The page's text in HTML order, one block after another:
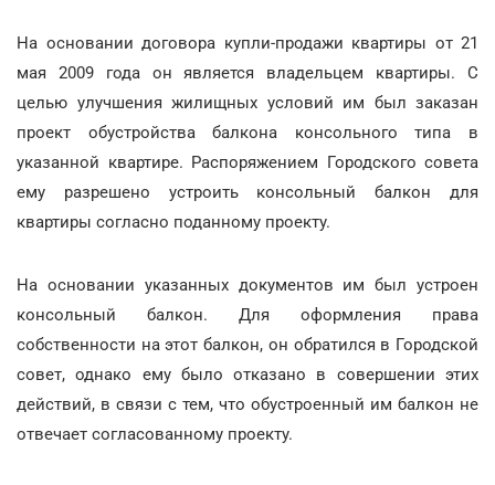
На основании договора купли-продажи квартиры от 21
мая 2009 года он является владельцем квартиры. С
целью улучшения жилищных условий им был заказан
проект обустройства балкона консольного типа в
указанной квартире. Распоряжением Городского совета
ему разрешено устроить консольный балкон для
квартиры согласно поданному проекту.
На основании указанных документов им был устроен
консольный балкон. Для оформления права
собственности на этот балкон, он обратился в Городской
совет, однако ему было отказано в совершении этих
действий, в связи с тем, что обустроенный им балкон не
отвечает согласованному проекту.